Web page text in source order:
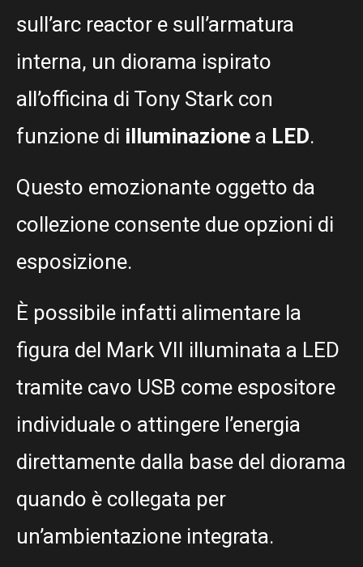
sull’arc reactor e sull’armatura
interna, un diorama ispirato
all’officina di Tony Stark con
funzione di illuminazione a LED.
Questo emozionante oggetto da
collezione consente due opzioni di
esposizione.
È possibile infatti alimentare la
figura del Mark VII illuminata a LED
tramite cavo USB come espositore
individuale o attingere l’energia
direttamente dalla base del diorama
quando è collegata per
un’ambientazione integrata.